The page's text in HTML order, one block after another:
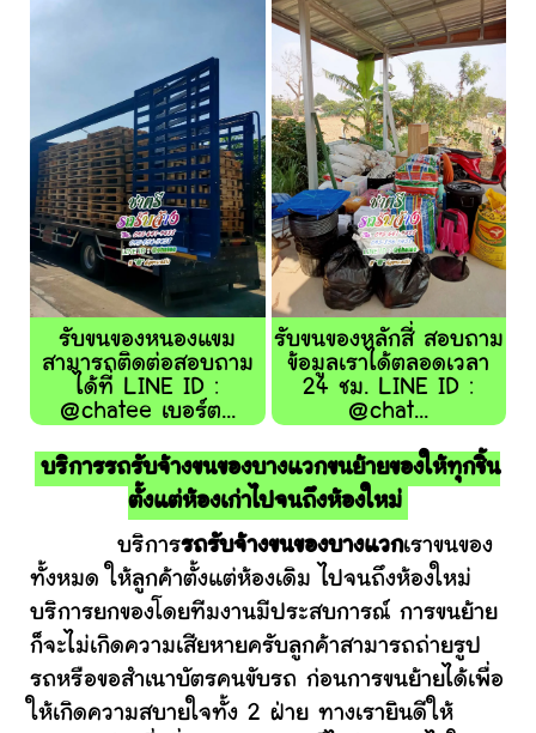
รับขนของหนองแขม
สามารถติดต่อสอบถาม
ได้ที่ LINE ID :
@chatee เบอร์ต...
รับขนของหลักสี่ สอบถาม
ข้อมูลเราได้ตลอดเวลา
24 ชม. LINE ID :
@chat...
บริการรถรับจ้างขนของบางแวกขนย้ายของให้ทุกชิ้น
ตั้งแต่ห้องเก่าไปจนถึงห้องใหม่
บริการรถรับจ้างขนของบางแวกเราขนของ
ทั้งหมด ให้ลูกค้าตั้งแต่ห้องเดิม ไปจนถึงห้องใหม่
บริการยกของโดยทีมงานมีประสบการณ์ การขนย้าย
ก็จะไม่เกิดความเสียหายครับลูกค้าสามารถถ่ายรูป
รถหรือขอสำเนาบัตรคนขับรถ ก่อนการขนย้ายได้เพื่อ
ให้เกิดความสบายใจทั้ง 2 ฝ่าย ทางเรายินดีให้